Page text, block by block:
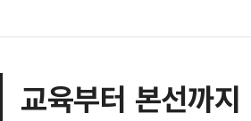
교육부터 본선까